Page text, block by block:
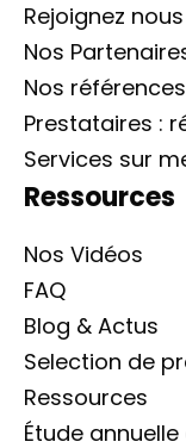
Rejoignez nous
Nos
Nos
Prestataires :
Services sur
Ressources
Nos Vidéos
FAQ
Blog & Actus
Selection de
Ressources
Étude